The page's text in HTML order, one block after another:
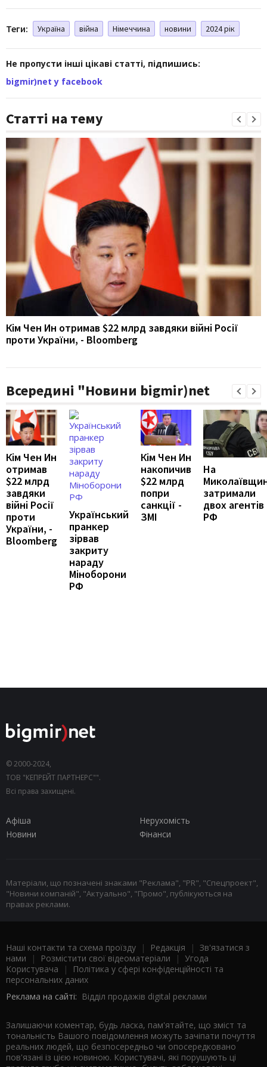
Теги: Україна війна Німеччина новини 2024 рік
Не пропусти інші цікаві статті, підпишись:
bigmir)net у facebook
Статті на тему
Кім Чен Ин отримав $22 млрд завдяки війні Росії
проти України, - Bloomberg
Всередині "Новини bigmir)net
Кім Чен Ин
отримав
$22 млрд
завдяки
війні Росії
проти
України, -
Bloomberg
Український
пранкер
зірвав
закриту
нараду
Міноборони
РФ
Кім Чен Ин
накопичив
$22 млрд
попри
санкції -
ЗМІ
На
затримали
двох агентів
РФ
© 2000-2024,
ТОВ "КЕПРЕЙТ ПАРТНЕРС"".
Всі права захищені.
Афіша
Нерухомість
Новини
Фінанси
Матеріали, що позначені знаками "Реклама", "PR", "Спецпроект",
"Новини компаній", "Актуально", "Промо", публікуються на
правах реклами.
Наші контакти та схема проїзду | Редакція | Зв'язатися з
нами | Розмістити свої відеоматеріали | Угода
Користувача |
Політика у сфері конфіденційності та
персональних даних
Реклама на сайті: Відділ продажів digital реклами
Залишаючи коментар, будь ласка, пам'ятайте, що зміст та
тональність Вашого повідомлення можуть зачіпати почуття
реальних людей, що безпосередньо чи опосередковано
пов'язані із цією новиною. Користувачі, які порушують ці